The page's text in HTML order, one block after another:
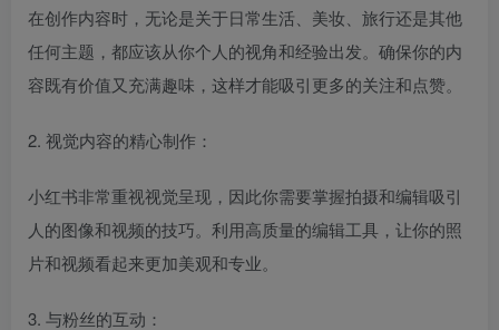
在创作内容时，无论是关于日常生活、美妆、旅行还是其他
任何主题，都应该从你个人的视角和经验出发。确保你的内
容既有价值又充满趣味，这样才能吸引更多的关注和点赞。
2. 视觉内容的精心制作：
小红书非常重视视觉呈现，因此你需要掌握拍摄和编辑吸引
人的图像和视频的技巧。利用高质量的编辑工具，让你的照
片和视频看起来更加美观和专业。
3. 与粉丝的互动：